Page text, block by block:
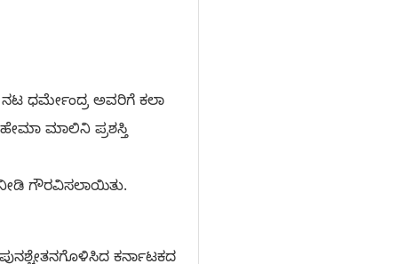
ಧರ್ಮೇಂದ್ರ ಅವರಿಗೆ ಕಲಾ
ಮಾಲಿನಿ ಪ್ರಶಸ್ತಿ
ಗೌರವಿಸಲಾಯಿತು.
ಕರ್ನಾಟಕದ